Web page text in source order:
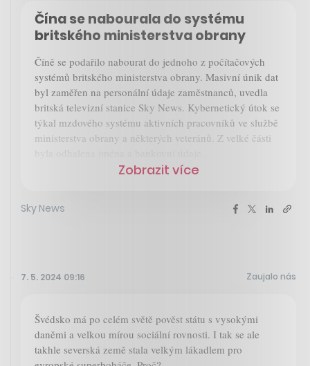
Čína se nabourala do systému
britského ministerstva obrany
Číně se podařilo nabourat do jednoho z počítačových
systémů britského ministerstva obrany. Masivní únik dat
byl zaměřen na personální údaje zaměstnanců, uvedla
britská televizní stanice Sky News. Kybernetický útok se
týkal mzdového systému aktivních pracovníků ve službě
ministerstva obrany a některých veteránů. Z velké části
Zobrazit více
Sky News
7. 5. 2024 09:16 Zaujalo nás
Švédsko má po celém světě pověst státu s vysokými
daněmi a velkou mírou sociální rovnosti. I tak se ale
takhle severská země stala velkým lákadlem pro